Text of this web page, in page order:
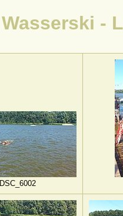
Wasserski -
DSC_6002